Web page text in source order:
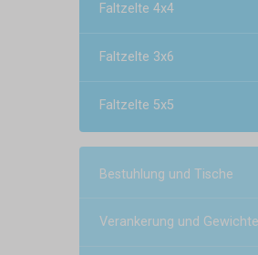
Faltzelte 4x4
Faltzelte 3x6
Faltzelte 5x5
Bestuhlung und Tische
Verankerung und Gewichte